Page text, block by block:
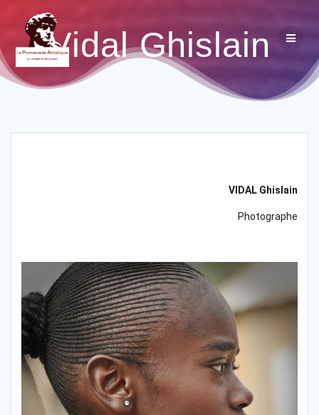
Vidal Ghislain
VIDAL Ghislain
Photographe